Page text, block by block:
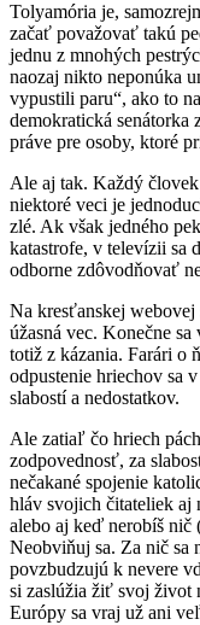
Tolyamória je,
začať považovať takú
jednu z mnohých
naozaj nikto neponúka
vypustili paru“, ako to
demokratická
práve pre osoby, ktoré
Ale aj tak. Každý
niektoré veci je
zlé. Ak však jedného
katastrofe, v televízii sa
odborne zdôvodňovať
Na kresťanskej webovej
úžasná vec. Konečne
totiž z kázania. Farári o
odpustenie hriechov sa
slabostí a nedostatkov.
Ale zatiaľ čo hriech
zodpovednosť, za
nečakané spojenie
hláv svojich čitateliek aj
alebo aj keď nerobíš nič
Neobviňuj sa. Za nič sa
povzbudzujú k nevere
si zaslúžia žiť svoj život
Európy sa vraj už ani